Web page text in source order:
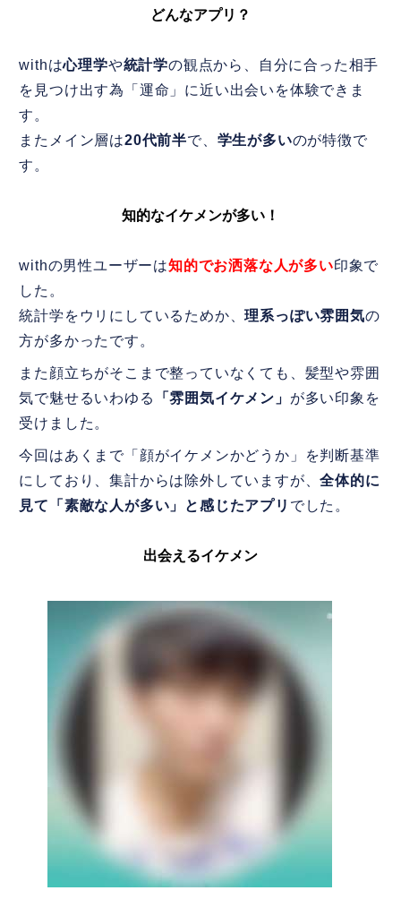
どんなアプリ？
withは心理学や統計学の観点から、自分に合った相手
を見つけ出す為「運命」に近い出会いを体験できま
す。
またメイン層は20代前半で、 学生が多いのが特徴で
す。
知的なイケメンが多い！
withの男性ユーザーは知的でお洒落な人が多い印象で
した。
統計学をウリにしているためか、理系っぽい雰囲気の
方が多かったです。
また顔立ちがそこまで整っていなくても、髪型や雰囲
気で魅せるいわゆる
「雰囲気イケメン」 が多い印象を
受けました。
今回はあくまで「顔がイケメンかどうか」を判断基準
にしており、集計からは除外していますが、全体的に
見て「素敵な人が多い」と感じたアプリ でした。
出会えるイケメン